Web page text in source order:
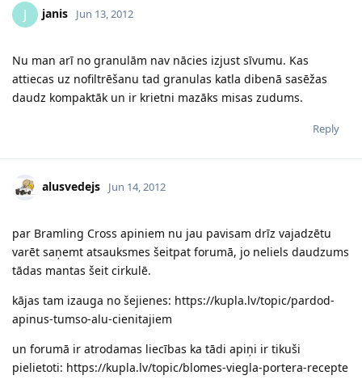
J janis Jun 13, 2012
Nu man arī no granulām nav nācies izjust sīvumu. Kas
attiecas uz nofiltrēšanu tad granulas katla dibenā sasēžas
daudz kompaktāk un ir krietni mazāks misas zudums.
Reply
alusvedejs Jun 14, 2012
par Bramling Cross apiniem nu jau pavisam drīz vajadzētu
varēt saņemt atsauksmes šeitpat forumā, jo neliels daudzums
tādas mantas šeit cirkulē.
kājas tam izauga no šejienes: https://kupla.lv/topic/pardod-
apinus-tumso-alu-cienitajiem
un forumā ir atrodamas liecības ka tādi apiņi ir tikuši
pielietoti: https://kupla.lv/topic/blomes-viegla-portera-recepte